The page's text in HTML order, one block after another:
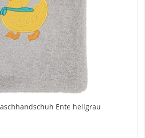
Ente hellgrau